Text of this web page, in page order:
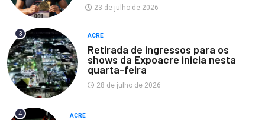
23 de julho de 2026
3 ACRE
Retirada de ingressos para os
shows da Expoacre inicia nesta
quarta-feira
28 de julho de 2026
4 ACRE